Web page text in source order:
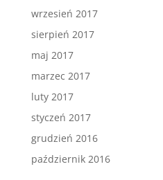
wrzesień 2017
sierpień 2017
maj 2017
marzec 2017
luty 2017
styczeń 2017
grudzień 2016
październik 2016